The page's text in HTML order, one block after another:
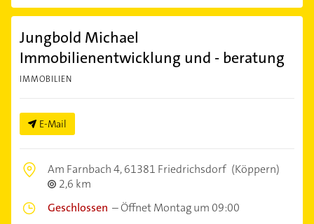
Jungbold Michael
Immobilienentwicklung und - beratung
IMMOBILIEN
E-Mail
Am Farnbach 4,61381 Friedrichsdorf (Köppern)
2,6 km
Geschlossen –Öffnet Montag um 09:00